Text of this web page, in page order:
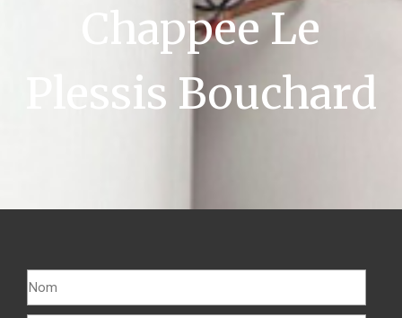
Chappee Le
Plessis Bouchard